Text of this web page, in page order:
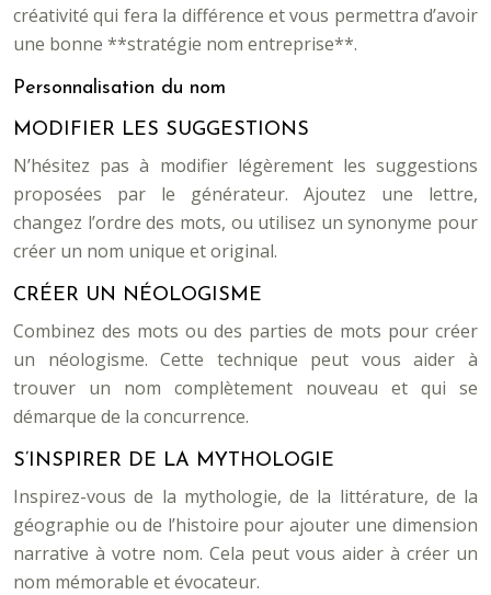
créativité qui fera la différence et vous permettra d’avoir
une bonne **stratégie nom entreprise**.
Personnalisation du nom
MODIFIER LES SUGGESTIONS
N’hésitez pas à modifier légèrement les suggestions
proposées par le générateur. Ajoutez une lettre,
changez l’ordre des mots, ou utilisez un synonyme pour
créer un nom unique et original.
CRÉER UN NÉOLOGISME
Combinez des mots ou des parties de mots pour créer
un néologisme. Cette technique peut vous aider à
trouver un nom complètement nouveau et qui se
démarque de la concurrence.
S’INSPIRER DE LA MYTHOLOGIE
Inspirez-vous de la mythologie, de la littérature, de la
géographie ou de l’histoire pour ajouter une dimension
narrative à votre nom. Cela peut vous aider à créer un
nom mémorable et évocateur.